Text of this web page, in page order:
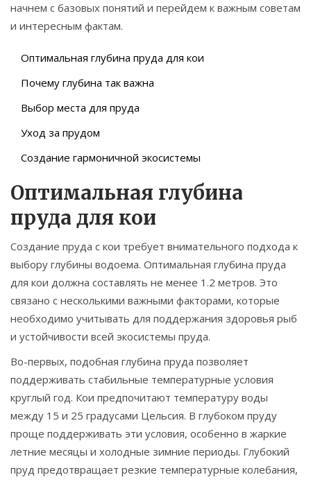
начнем с базовых понятий и перейдем к важным советам
и интересным фактам.
Оптимальная глубина пруда для кои
Почему глубина так важна
Выбор места для пруда
Уход за прудом
Создание гармоничной экосистемы
Оптимальная глубина
пруда для кои
Создание пруда с кои требует внимательного подхода к
выбору глубины водоема. Оптимальная глубина пруда
для кои должна составлять не менее 1.2 метров. Это
связано с несколькими важными факторами, которые
необходимо учитывать для поддержания здоровья рыб
и устойчивости всей экосистемы пруда.
Во-первых, подобная глубина пруда позволяет
поддерживать стабильные температурные условия
круглый год. Кои предпочитают температуру воды
между 15 и 25 градусами Цельсия. В глубоком пруду
проще поддерживать эти условия, особенно в жаркие
летние месяцы и холодные зимние периоды. Глубокий
пруд предотвращает резкие температурные колебания,